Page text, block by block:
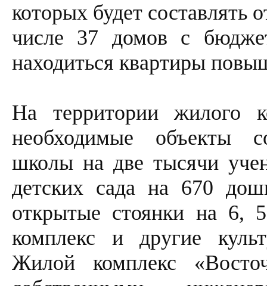
которых будет составлять
числе 37 домов с
находиться квартиры
На территории жилого
необходимые объекты
школы на две тысячи
детских сада на 670
открытые стоянки на 6,
комплекс и другие
Жилой комплекс